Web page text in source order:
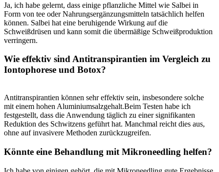
Ja, ich habe gelernt, dass einige pflanzliche Mittel wie Salbei ⁣in ​
Form ⁤von tee oder Nahrungsergänzungsmitteln tatsächlich helfen⁤
können. Salbei hat eine beruhigende Wirkung⁣ auf die
Schweißdrüsen und kann somit die übermäßige⁣ Schweißproduktion
‍verringern.
Wie effektiv sind Antitranspirantien im Vergleich zu
Iontophorese und Botox?
Antitranspirantien können sehr effektiv sein, ⁤insbesondere solche
mit einem hohen Aluminiumsalzgehalt.Beim Testen habe ich
festgestellt,⁤ dass die Anwendung täglich zu einer signifikanten
Reduktion des Schwitzens geführt⁣ hat. Manchmal reicht dies aus,
ohne auf invasivere Methoden zurückzugreifen.
Könnte eine Behandlung mit Mikroneedling helfen?